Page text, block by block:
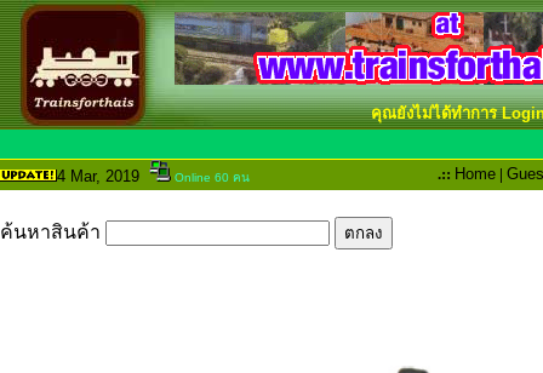
คุณยังไม่ได้ทำการ
4 Mar, 2019 Online 60 คน .:: Home |
ค้นหาสินค้า